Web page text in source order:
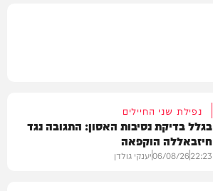
נפילת שני החיילים
בגלל בדיקת נסיבות האסון: התגובה נגד
חיזבאללה הוקפאה
22:23
06/08/26יענקי גולדן